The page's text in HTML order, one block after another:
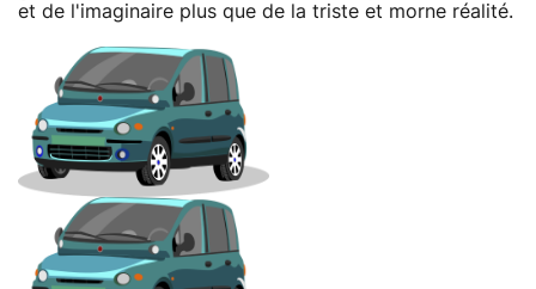
et de l'imaginaire plus que de la triste et morne réalité.